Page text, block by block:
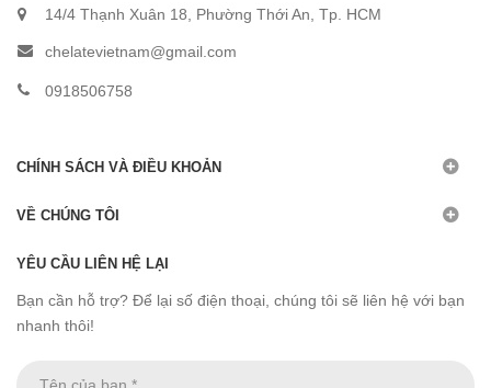
14/4 Thạnh Xuân 18, Phường Thới An, Tp. HCM
chelatevietnam@gmail.com
0918506758
CHÍNH SÁCH VÀ ĐIỀU KHOẢN
VỀ CHÚNG TÔI
YÊU CẦU LIÊN HỆ LẠI
Bạn cần hỗ trợ? Để lại số điện thoại, chúng tôi sẽ liên hệ với bạn
nhanh thôi!